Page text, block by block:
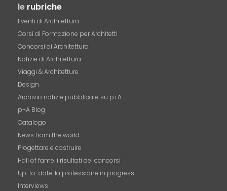
le rubriche
Eventi di Architettura
Corsi di Formazione per Architetti
Concorsi di Architettura
Notizie di Architettura
Viaggi & Architetture
Design
Archivio notizie pubblicate su p+A
p+A Blog
Catalogo
News from the world
Progettare e costruire
Hall of fame. i risultati dei concorsi
Up-to-date: la professione in progress
Interviews